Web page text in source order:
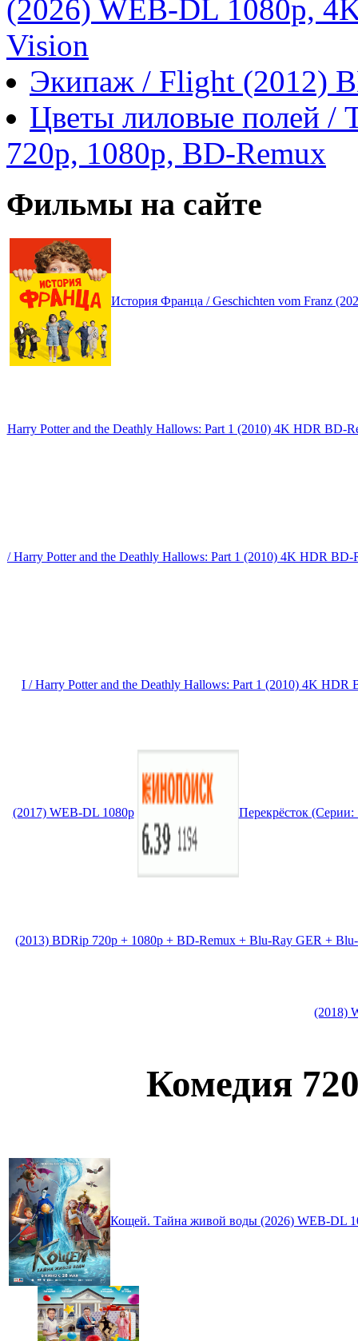
(2026) WEB-DL 1080p,
Vision
Экипаж / Flight (2012)
Цветы лиловые полей /
720p, 1080p, BD-Remux
Фильмы на сайте
История Франца / Geschichten vom Franz
Harry Potter and the Deathly Hallows: Part 1 (2010) 4K HDR BD-
/ Harry Potter and the Deathly Hallows: Part 1 (2010) 4K HDR
I / Harry Potter and the Deathly Hallows: Part 1 (2010) 4K HDR
(2017) WEB-DL 1080p Перекрёсток
(2013) BDRip 720p + 1080p + BD-Remux + Blu-Ray GER +
(2018)
Комедия
Кощей. Тайна живой воды (2026) WEB-DL